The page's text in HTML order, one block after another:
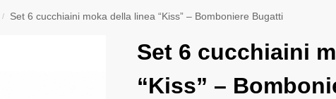
/ Set 6 cucchiaini moka della linea “Kiss” – Bomboniere Bugatti
Set 6 cucchiaini
“Kiss” –